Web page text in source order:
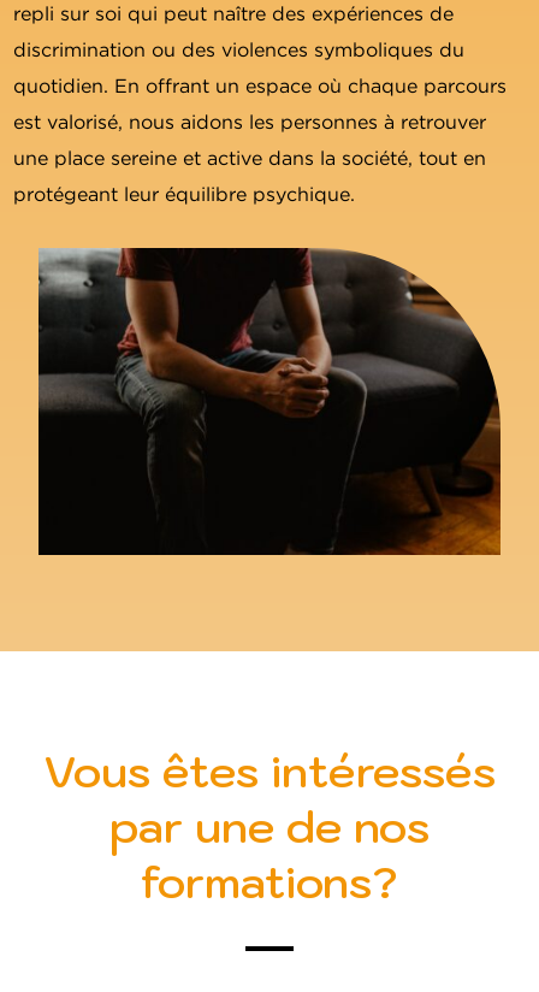
repli sur soi qui peut naître des expériences de
discrimination ou des violences symboliques du
quotidien. En offrant un espace où chaque parcours
est valorisé, nous aidons les personnes à retrouver
une place sereine et active dans la société, tout en
protégeant leur équilibre psychique.
Vous êtes intéressés
par une de nos
formations?